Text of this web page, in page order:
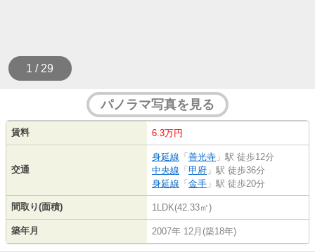
1 / 29
パノラマ写真を見る
賃料 6.3万円
交通
身延線 「 善光寺 」駅 徒歩12分
中央線 「 甲府 」駅 徒歩36分
身延線 「 金手 」駅 徒歩20分
間取り(面積) 1LDK(42.33㎡)
築年月 2007年 12月(築18年)